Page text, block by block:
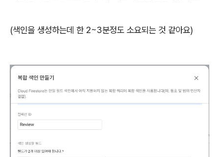
(색인을 생성하는데 한 2~3분정도 소요되는 것 같아요)